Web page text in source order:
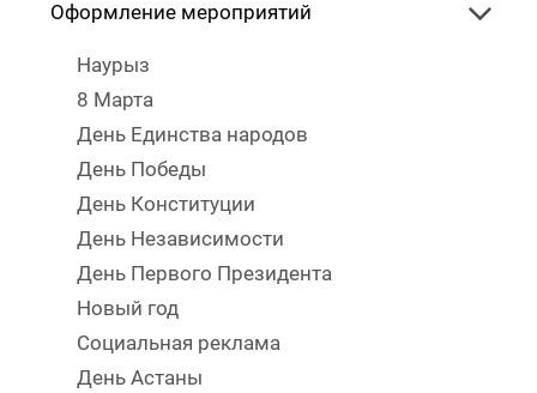
Оформление мероприятий
Наурыз
8 Марта
День Единства народов
День Победы
День Конституции
День Независимости
День Первого Президента
Новый год
Социальная реклама
День Астаны